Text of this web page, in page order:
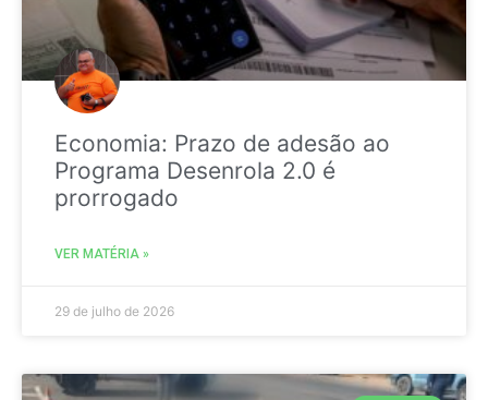
Economia: Prazo de adesão ao
Programa Desenrola 2.0 é
prorrogado
VER MATÉRIA »
29 de julho de 2026